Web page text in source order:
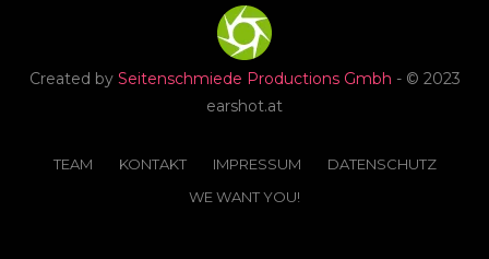
Created by Seitenschmiede Productions Gmbh - © 2023
earshot.at
TEAM KONTAKT IMPRESSUM
DATENSCHUTZ
WE WANT YOU!